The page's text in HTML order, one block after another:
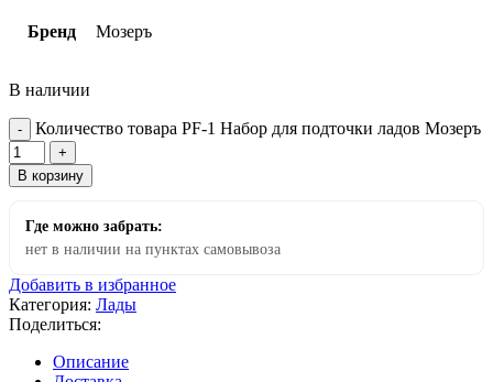
Бренд Мозеръ
В наличии
Количество товара PF-1 Набор для подточки ладов Мозеръ
В корзину
Где можно забрать:
нет в наличии на пунктах самовывоза
Добавить в избранное
Категория: Лады
Поделиться:
Описание